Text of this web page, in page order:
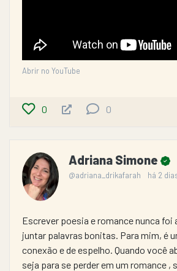
Abrir no YouTube
0 0
Adriana Simone
@adriana_drikafarah há 2
​Escrever poesia e romance nunca foi
juntar palavras bonitas. Para mim, é
conexão e de espelho. Quando você
seja para se perder em um romance ,